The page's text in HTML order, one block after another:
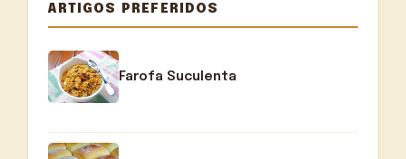
ARTIGOS PREFERIDOS
Farofa Suculenta